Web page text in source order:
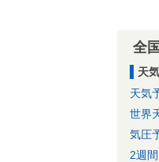
全
天
天気
世界
気圧
2週